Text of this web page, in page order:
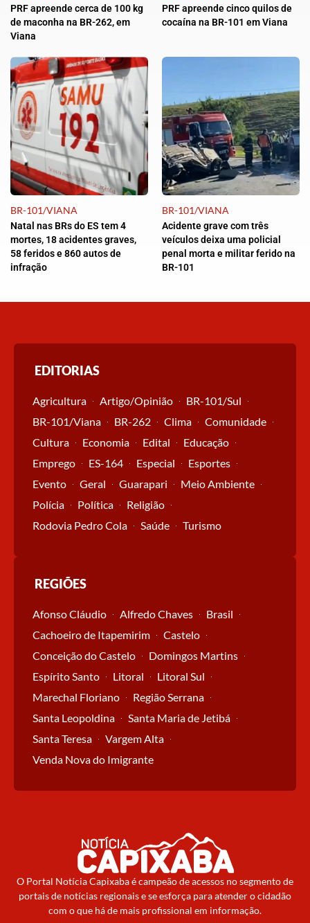
PRF apreende cerca de 100 kg
de maconha na BR-262, em
Viana
PRF apreende cinco quilos de
cocaína na BR-101 em Viana
BR-101/VIANA
Natal nas BRs do ES tem 4
mortes, 18 acidentes graves,
58 feridos e 860 autos de
infração
BR-101/VIANA
Acidente grave com três
veículos deixa uma policial
penal morta e militar ferido na
BR-101
EDITORIAS
Agricultura Artigo/Opinião
BR-101/Sul
BR-101/Viana
BR-262 Clima
Comunidade
Cultura
Economia Edital
Educação
Emprego
ES-164 Especial
Esportes
Evento
Geral Guarapari
Meio Ambiente
Polícia
Política
Religião
Rodovia Pedro Cola
Saúde Turismo
REGIÕES
Afonso Cláudio Alfredo Chaves
Brasil
Cachoeiro de Itapemirim
Castelo
Conceição do Castelo
Domingos Martins
Espírito Santo
Litoral
Litoral Sul
Marechal Floriano
Região Serrana
Santa Leopoldina
Santa Maria de Jetibá
Santa Teresa
Vargem Alta
Venda Nova do Imigrante
O Portal Notícia Capixaba é campeão de acessos no segmento de
portais de notícias regionais e se esforça para atender o cidadão
com o que há de mais profissional em informação.